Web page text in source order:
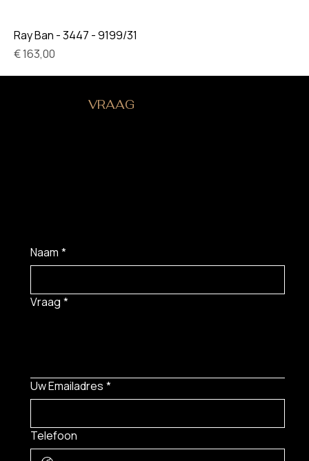
Ray Ban - 3447 - 9199/31
Prijs
€ 163,00
HEB JE EENVRAAG
Naam *
Vraag *
Uw Emailadres *
Telefoon